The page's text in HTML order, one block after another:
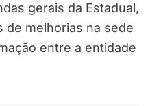
gerais da Estadual,
de melhorias na sede
entre a entidade